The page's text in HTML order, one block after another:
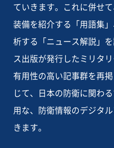
ていきます。これに併せ
装備を紹介する「用語集
析する「ニュース解説」
ス出版が発行したミリタ
有用性の高い記事群を再
じて、日本の防衛に関わ
用な、防衛情報のデジタ
きます。